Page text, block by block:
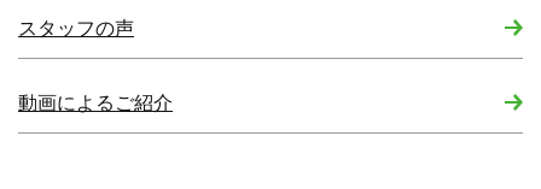
スタッフの声
動画によるご紹介